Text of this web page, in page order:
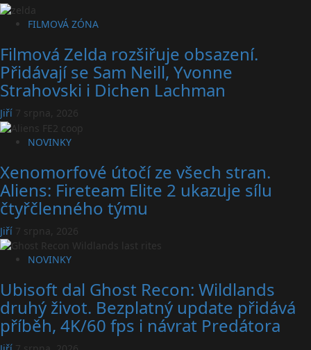
FILMOVÁ ZÓNA
Filmová Zelda rozšiřuje obsazení.
Přidávají se Sam Neill, Yvonne
Strahovski i Dichen Lachman
Jiří 7 srpna, 2026
NOVINKY
Xenomorfové útočí ze všech stran.
Aliens: Fireteam Elite 2 ukazuje sílu
čtyřčlenného týmu
Jiří 7 srpna, 2026
NOVINKY
Ubisoft dal Ghost Recon: Wildlands
druhý život. Bezplatný update přidává
příběh, 4K/60 fps i návrat Predátora